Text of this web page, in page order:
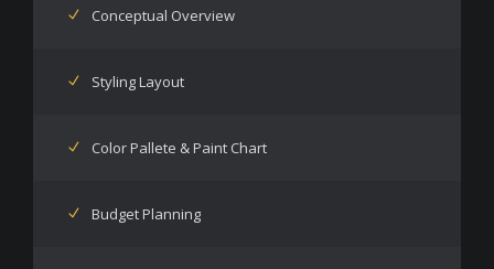
Conceptual Overview
Styling Layout
Color Pallete & Paint Chart
Budget Planning